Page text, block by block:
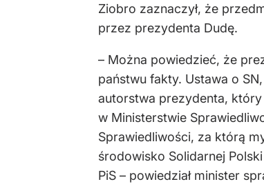
Ziobro zaznaczył, że
przez prezydenta Dudę.
– Można powiedzieć, że
państwu fakty. Ustawa o
autorstwa prezydenta,
w Ministerstwie
Sprawiedliwości, za którą
środowisko Solidarnej
PiS – powiedział minister